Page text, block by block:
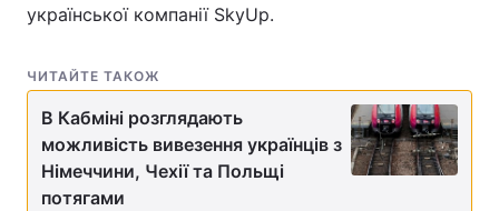
Україна Політика
Економіка
Спорт
Техно і зв'язок Лайт
української компанії SkyUp.
ЧИТАЙТЕ ТАКОЖ
В Кабміні розглядають
можливість вивезення українців з
Німеччини, Чехії та Польщі
потягами